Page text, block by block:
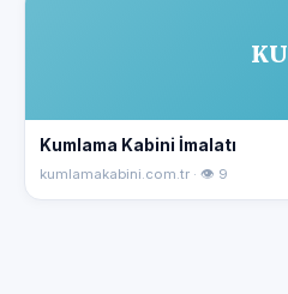
KU
Kumlama Kabini İmalatı
kumlamakabini.com.tr · 👁 9